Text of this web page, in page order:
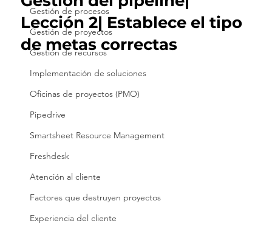
Gestión de procesos
Gestión de proyectos
Gestión de recursos
Implementación de soluciones
Oficinas de proyectos (PMO)
Pipedrive
Smartsheet Resource Management
Freshdesk
Atención al cliente
Factores que destruyen proyectos
Experiencia del cliente
Lección 2| Establece el tipo
de metas correctas